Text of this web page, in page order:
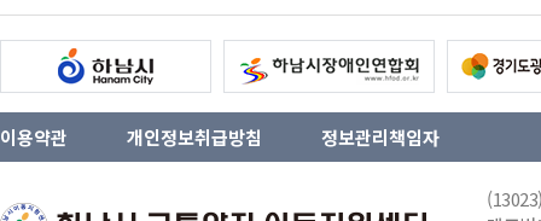
이용약관 개인정보취급방침 정보관리책임자